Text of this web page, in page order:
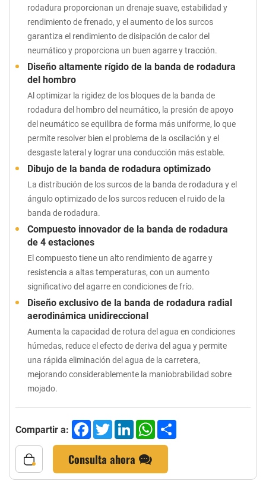
rodadura proporcionan un drenaje suave, estabilidad y
rendimiento de frenado, y el aumento de los surcos
garantiza el rendimiento de disipación de calor del
neumático y proporciona un buen agarre y tracción.
Diseño altamente rígido de la banda de rodadura
del hombro
Al optimizar la rigidez de los bloques de la banda de
rodadura del hombro del neumático, la presión de apoyo
del neumático se equilibra de forma más uniforme, lo que
permite resolver bien el problema de la oscilación y el
desgaste lateral y lograr una conducción más estable.
Dibujo de la banda de rodadura optimizado
La distribución de los surcos de la banda de rodadura y el
ángulo optimizado de los surcos reducen el ruido de la
banda de rodadura.
Compuesto innovador de la banda de rodadura
de 4 estaciones
El compuesto tiene un alto rendimiento de agarre y
resistencia a altas temperaturas, con un aumento
significativo del agarre en condiciones de frío.
Diseño exclusivo de la banda de rodadura radial
aerodinámica unidireccional
Aumenta la capacidad de rotura del agua en condiciones
húmedas, reduce el efecto de deriva del agua y permite
una rápida eliminación del agua de la carretera,
mejorando considerablemente la maniobrabilidad sobre
mojado.
Compartir a: FacebookTwitterLinkedInWhatsApp
Consulta ahora